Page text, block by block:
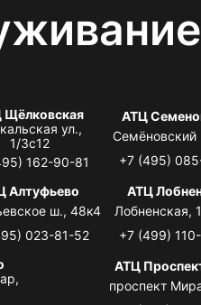
Щёлковская
ул.,
1/3с12
162-90-81
АТЦ
Семёновский
+7 (495)
Алтуфьево
ш., 48к4
023-81-52
АТЦ
Лобненская,
+7 (499)
АТЦ
проспект